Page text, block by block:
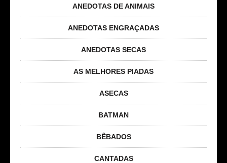
ANEDOTAS DE ANIMAIS
ANEDOTAS ENGRAÇADAS
ANEDOTAS SECAS
AS MELHORES PIADAS
ASECAS
BATMAN
BÊBADOS
CANTADAS